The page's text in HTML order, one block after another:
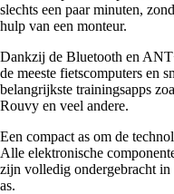
slechts een paar minuten,
hulp van een monteur.
Dankzij de Bluetooth en
de meeste fietscomputers en
belangrijkste trainingsapps
Rouvy en veel andere.
Een compact as om de
Alle elektronische
zijn volledig ondergebracht in
as.